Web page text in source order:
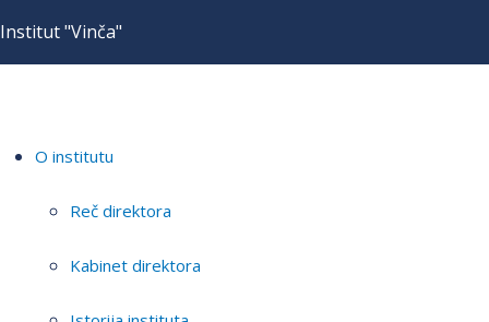
Institut "Vinča"
O institutu
Reč direktora
Kabinet direktora